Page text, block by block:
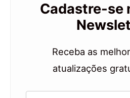
Cadastre-se
Receba as
atualizações